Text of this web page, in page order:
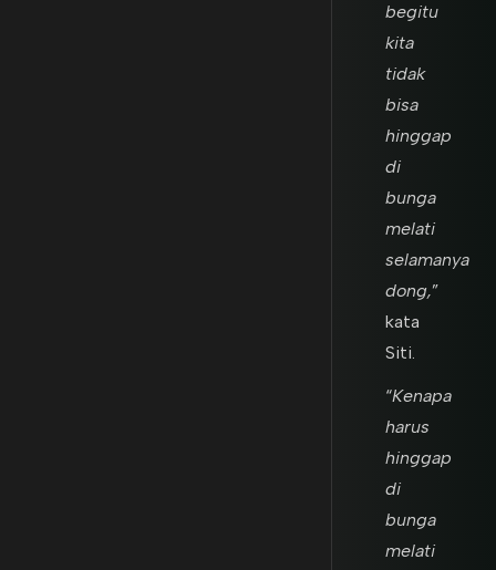
begitu
kita
tidak
bisa
hinggap
di
bunga
melati
selamanya
dong,”
kata
Siti.
“Kenapa
harus
hinggap
di
bunga
melati